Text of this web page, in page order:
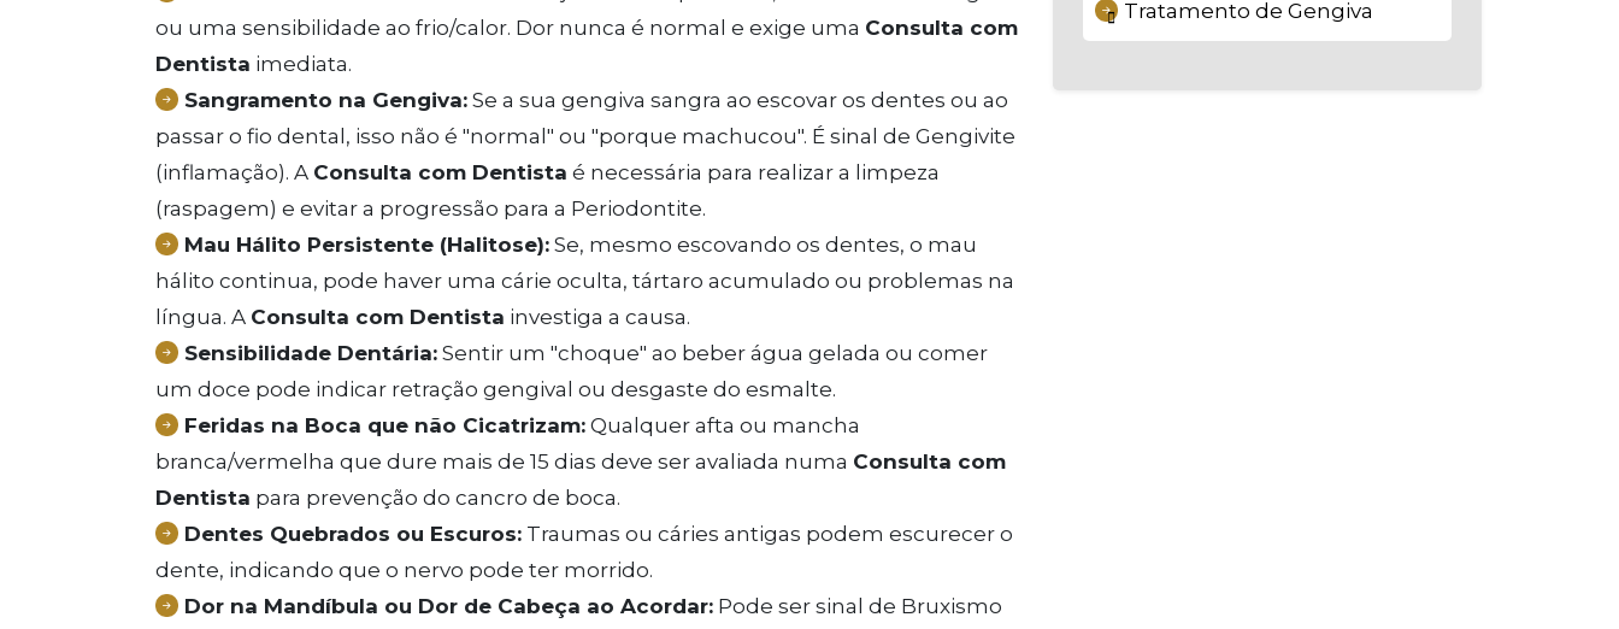
ou uma sensibilidade ao frio/calor. Dor nunca é normal e exige uma Consulta com
Dentista imediata.
Sangramento na Gengiva: Se a sua gengiva sangra ao escovar os dentes ou ao
passar o fio dental, isso não é "normal" ou "porque machucou". É sinal de Gengivite
(inflamação). A Consulta com Dentista é necessária para realizar a limpeza
(raspagem) e evitar a progressão para a Periodontite.
Mau Hálito Persistente (Halitose): Se, mesmo escovando os dentes, o mau
hálito continua, pode haver uma cárie oculta, tártaro acumulado ou problemas na
língua. A Consulta com Dentista investiga a causa.
Sensibilidade Dentária: Sentir um "choque" ao beber água gelada ou comer
um doce pode indicar retração gengival ou desgaste do esmalte.
Feridas na Boca que não Cicatrizam: Qualquer afta ou mancha
branca/vermelha que dure mais de 15 dias deve ser avaliada numa Consulta com
Dentista para prevenção do cancro de boca.
Dentes Quebrados ou Escuros: Traumas ou cáries antigas podem escurecer o
dente, indicando que o nervo pode ter morrido.
Dor na Mandíbula ou Dor de Cabeça ao Acordar: Pode ser sinal de Bruxismo
Tratamento de Gengiva